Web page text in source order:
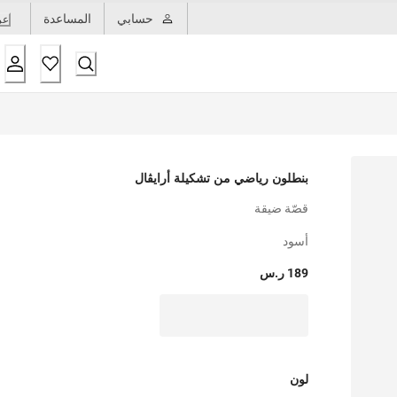
حسابي المساعدة
بنطلون رياضي من تشكيلة أرايڤال
قصّة ضيقة
أسود
189 ر.س
لون